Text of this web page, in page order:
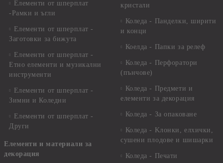
Елементи от шперплат
-Рамки и ъгли
Елементи от шперплат -
Заготовки за бижута
Елементи от шперплат -
Етно елементи и музикални
инструменти
Елементи от шперплат -
Зимни и Коледни
Елементи от шперплат -
Други
Елементи и материали за
декорация
кристали
Коледа - Панделки, ширити
и конци
Коелда - Папки за релеф
Коледа - Перфоратори
(пънчове)
Коледа - Предмети и
елементи за декорация
Коледа - За опаковане
Коледа - Kлонки, елхички,
сушени плодове и шишарки
Коледа - Печати